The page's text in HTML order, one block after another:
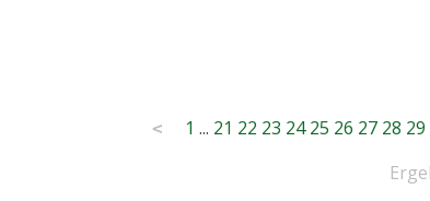
< 1 ... 21 22 23 24 25 26 27 28 29